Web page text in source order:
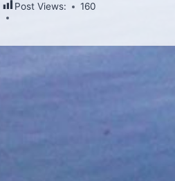
Post Views: 160